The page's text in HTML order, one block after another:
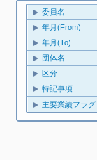
委員名
年月(From)
年月(To)
団体名
区分
特記事項
主要業績フラグ